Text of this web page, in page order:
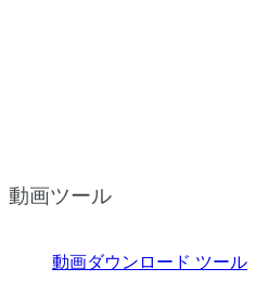
動画ツール
動画ダウンロード ツール